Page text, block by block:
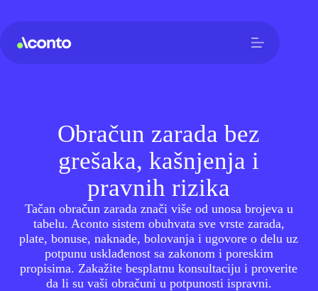
Obračun zarada bez
grešaka, kašnjenja i
pravnih rizika
Tačan obračun zarada znači više od unosa brojeva u
tabelu. Aconto sistem obuhvata sve vrste zarada,
plate, bonuse, naknade, bolovanja i ugovore o delu uz
potpunu usklađenost sa zakonom i poreskim
propisima. Zakažite besplatnu konsultaciju i proverite
da li su vaši obračuni u potpunosti ispravni.